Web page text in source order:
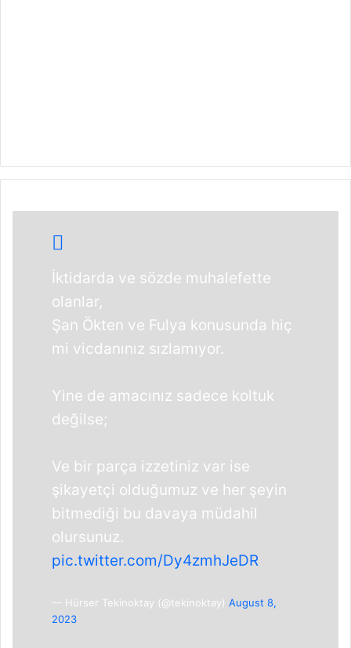
İktidarda ve sözde muhalefette
olanlar,
Şan Ökten ve Fulya konusunda hiç
mi vicdanınız sızlamıyor.
Yine de amacınız sadece koltuk
değilse;
Ve bir parça izzetiniz var ise
şikayetçi olduğumuz ve her şeyin
bitmediği bu davaya müdahil
olursunuz.
pic.twitter.com/Dy4zmhJeDR
— Hürser Tekinoktay (@tekinoktay) August 8,
2023